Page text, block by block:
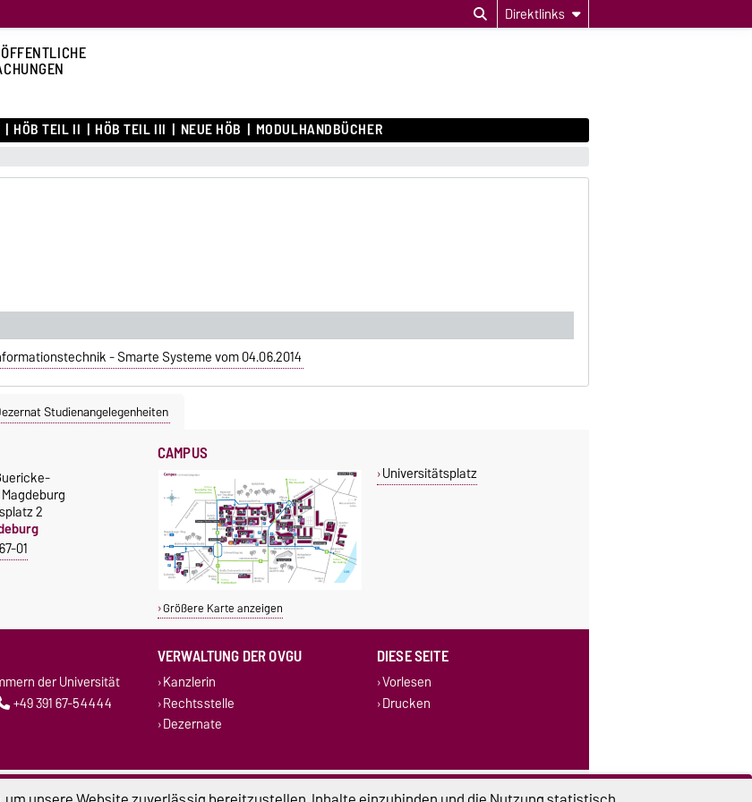
Direktlinks
HÖB TEIL II HÖB TEIL III NEUE HÖB MODULHANDBÜCHER
- Smarte Systeme vom 04.06.2014
Studienangelegenheiten
2
01
CAMPUS
Größere Karte anzeigen
Universitätsplatz
der Universität
+49 391 67-54444
VERWALTUNG DER OVGU
Kanzlerin
Rechtsstelle
Dezernate
DIESE SEITE
Vorlesen
Drucken